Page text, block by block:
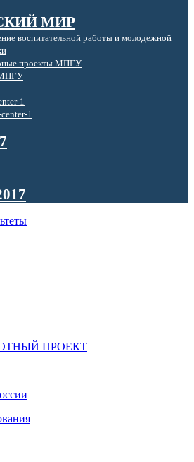
МИР
воспитательной работы и молодежной
проекты МПГУ
ПРОЕКТ